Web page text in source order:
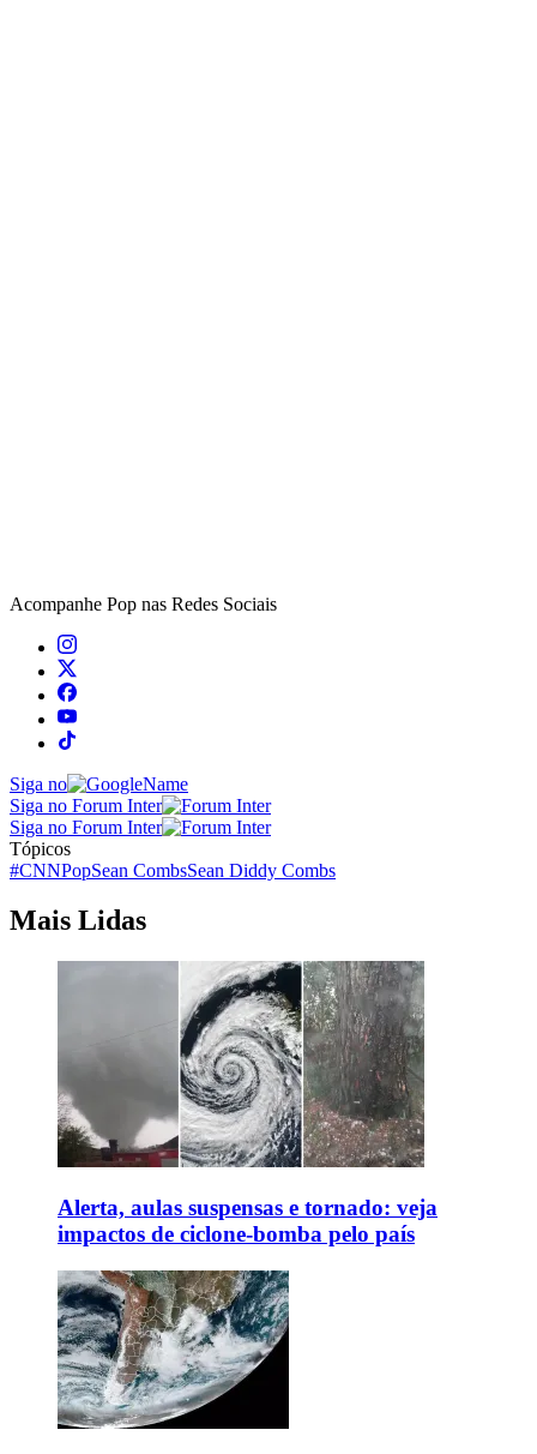
Acompanhe Pop nas Redes Sociais
Siga no
Siga no Forum Inter
Siga no Forum Inter
Tópicos
#CNNPopSean CombsSean Diddy Combs
Mais Lidas
Alerta, aulas suspensas e tornado: veja
impactos de ciclone-bomba pelo país